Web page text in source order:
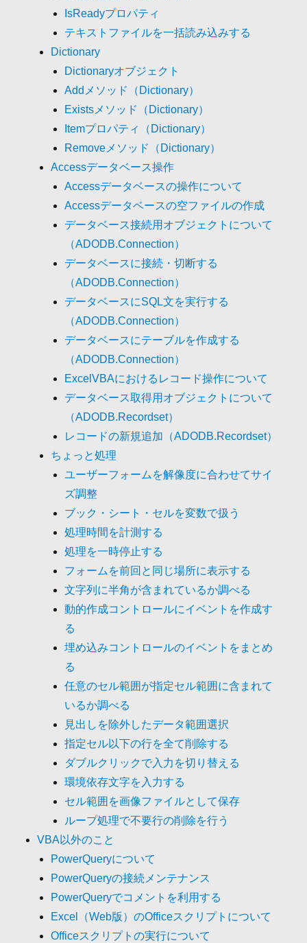
IsReadyプロパティ
テキストファイルを一括読み込みする
Dictionary
Dictionaryオブジェクト
Addメソッド（Dictionary）
Existsメソッド（Dictionary）
Itemプロパティ（Dictionary）
Removeメソッド（Dictionary）
Accessデータベース操作
Accessデータベースの操作について
Accessデータベースの空ファイルの作成
データベース接続用オブジェクトについて
（ADODB.Connection）
データベースに接続・切断する
（ADODB.Connection）
データベースにSQL文を実行する
（ADODB.Connection）
データベースにテーブルを作成する
（ADODB.Connection）
ExcelVBAにおけるレコード操作について
データベース取得用オブジェクトについて
（ADODB.Recordset）
レコードの新規追加（ADODB.Recordset）
ちょっと処理
ユーザーフォームを解像度に合わせてサイ
ズ調整
ブック・シート・セルを変数で扱う
処理時間を計測する
処理を一時停止する
フォームを前回と同じ場所に表示する
文字列に半角が含まれているか調べる
動的作成コントロールにイベントを作成す
る
埋め込みコントロールのイベントをまとめ
る
任意のセル範囲が指定セル範囲に含まれて
いるか調べる
見出しを除外したデータ範囲選択
指定セル以下の行を全て削除する
ダブルクリックで入力を切り替える
環境依存文字を入力する
セル範囲を画像ファイルとして保存
ループ処理で不要行の削除を行う
VBA以外のこと
PowerQueryについて
PowerQueryの接続メンテナンス
PowerQueryでコメントを利用する
Excel（Web版）のOfficeスクリプトについて
Officeスクリプトの実行について